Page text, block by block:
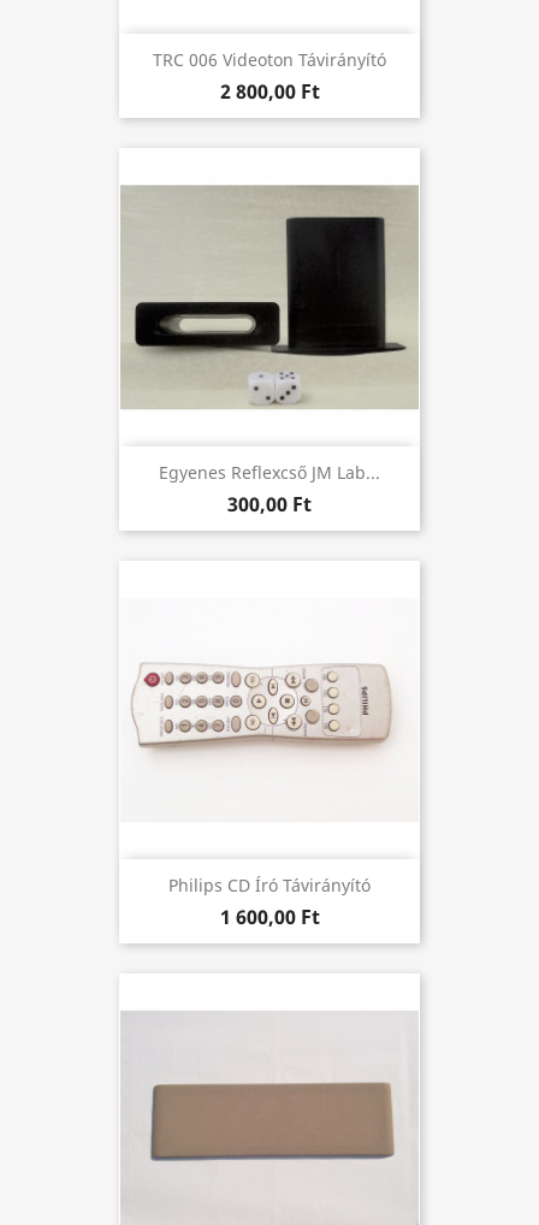
TRC 006 Videoton Távirányító
2 800,00 Ft
Egyenes Reflexcső JM Lab...
300,00 Ft
Philips CD Író Távirányító
1 600,00 Ft